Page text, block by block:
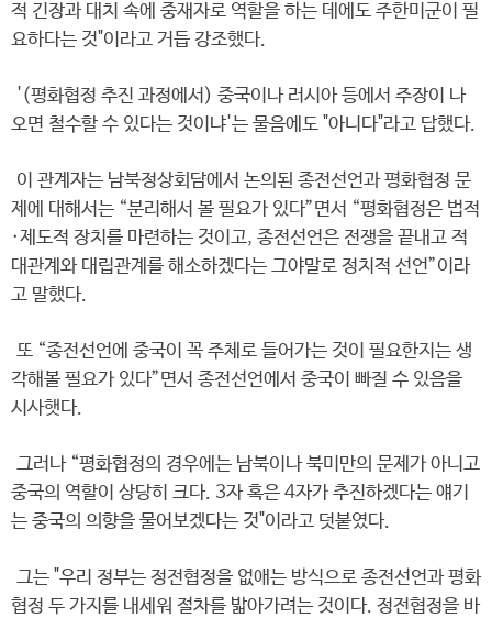
적 긴장과 대치 속에 중재자로 역할을 하는 데에도 주한미군이 필
요하다는 것"이라고 거듭 강조했다.
'(평화협정 추진 과정에서) 중국이나 러시아 등에서 주장이 나
오면 철수할 수 있다는 것이냐'는 물음에도 "아니다"라고 답했다.
이 관계자는 남북정상회담에서 논의된 종전선언과 평화협정 문
제에 대해서는 “분리해서 볼 필요가 있다”면서 “평화협정은 법적
·제도적 장치를 마련하는 것이고, 종전선언은 전쟁을 끝내고 적
대관계와 대립관계를 해소하겠다는 그야말로 정치적 선언”이라
고 말했다.
또 “종전선언에 중국이 꼭 주체로 들어가는 것이 필요한지는 생
각해볼 필요가 있다”면서 종전선언에서 중국이 빠질 수 있음을
시사햇다.
그러나 “평화협정의 경우에는 남북이나 북미만의 문제가 아니고
중국의 역할이 상당히 크다. 3자 혹은 4자가 추진하겠다는 얘기
는 중국의 의향을 물어보겠다는 것"이라고 덧붙였다.
그는 "우리 정부는 정전협정을 없애는 방식으로 종전선언과 평화
협정 두 가지를 내세워 절차를 밟아가려는 것이다. 정전협정을 바